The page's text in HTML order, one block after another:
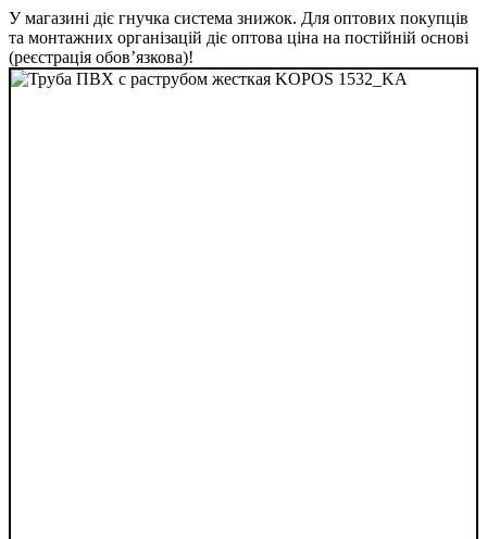
У магазині діє гнучка система знижок. Для оптових покупців
та монтажних організацій діє оптова ціна на постійній основі
(реєстрація обов’язкова)!